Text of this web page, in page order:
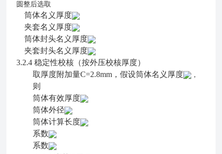
圆整后选取
筒体名义厚度
夹套名义厚度
筒体封头名义厚度
夹套封头名义厚度
3.2.4稳定性校核（按外压校核厚度）
取厚度附加量C=2.8mm，假设筒体名义厚度
，
则
筒体有效厚度
筒体外径
筒体计算长度
系数
系数